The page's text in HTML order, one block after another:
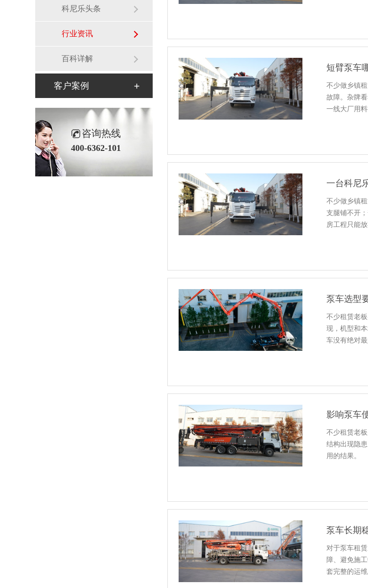
科尼乐头条
行业资讯
百科详解
客户案例
咨询热线
400-6362-101
短臂泵车
不少做乡镇
故障。杂牌
一线大厂用
一台科尼
不少做乡镇
支腿铺不开
房工程只能
泵车选型
不少租赁老
现，机型和
车没有绝对
影响泵车
不少租赁老
结构出现隐
用的结果。
泵车长期
对于泵车租
障、避免施
套完整的运维